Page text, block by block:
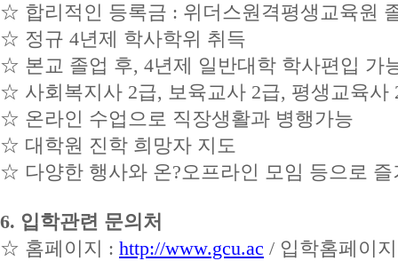
☆ 합리적인 등록금 : 위더스원격평생교육원
☆ 정규 4년제 학사학위 취득
☆ 본교 졸업 후, 4년제 일반대학 학사편입 가
☆ 사회복지사 2급, 보육교사 2급, 평생교육
☆ 온라인 수업으로 직장생활과 병행가능
☆ 대학원 진학 희망자 지도
☆ 다양한 행사와 온?오프라인 모임 등으로
6. 입학관련 문의처
☆ 홈페이지 : http://www.gcu.ac / 입학홈페이